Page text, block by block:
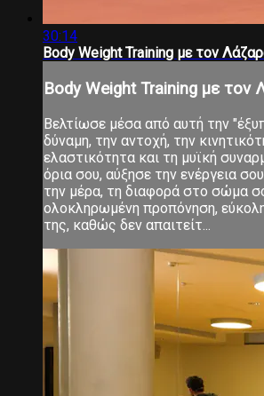
30:14
Body Weight Training με τον
Body Weight Training με τον
Βελτίωσε μέσα από αυτή την
δύναμη, την αντοχή, την
ελαστικότητα και τη μυϊκή
όρια σου, αύξησε την ενέργεια
την μέρα, τη διαφορά στο σώμα
ολοκληρωμένη προπόνηση,
της, καθώς δεν απαιτείτ...